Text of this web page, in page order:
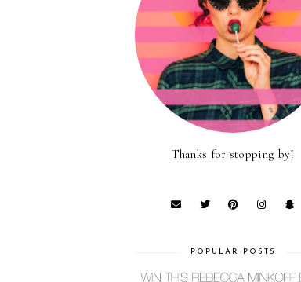
Thanks for stopping by!
POPULAR POSTS